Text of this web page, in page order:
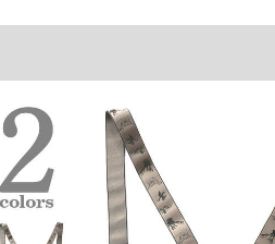
際の商品に付いているタグのサイズ表
載もご確認下さい。
品は、実店鋪と在庫を共用しております
ますが、もしあった場合速やかにご連絡
げをご希望の場合】
円+税となります。
とご記入下さい。（裾上げ無料対象商
の商品は有料（500円+税）となります。）
～20日間程お時間を頂く場合がございま